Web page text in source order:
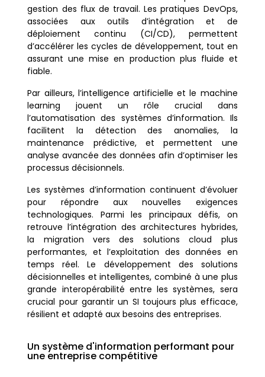
gestion des flux de travail. Les pratiques DevOps,
associées aux outils d’intégration et de
déploiement continu (CI/CD), permettent
d’accélérer les cycles de développement, tout en
assurant une mise en production plus fluide et
fiable.
Par ailleurs, l’intelligence artificielle et le machine
learning jouent un rôle crucial dans
l’automatisation des systèmes d’information. Ils
facilitent la détection des anomalies, la
maintenance prédictive, et permettent une
analyse avancée des données afin d’optimiser les
processus décisionnels.
Les systèmes d’information continuent d’évoluer
pour répondre aux nouvelles exigences
technologiques. Parmi les principaux défis, on
retrouve l’intégration des architectures hybrides,
la migration vers des solutions cloud plus
performantes, et l’exploitation des données en
temps réel. Le développement des solutions
décisionnelles et intelligentes, combiné à une plus
grande interopérabilité entre les systèmes, sera
crucial pour garantir un SI toujours plus efficace,
résilient et adapté aux besoins des entreprises.
Un système d'information performant pour
une entreprise compétitive